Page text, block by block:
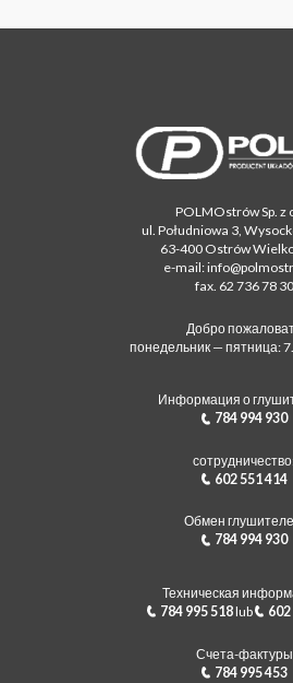
POLMOstrów Sp. z
ul. Południowa 3,
63-400 Ostrów
e-mail:
fax. 62 736 78 30
Добро
понедельник — пятница:
Информация о
784 994 930
602 551 414
Обмен
784 994 930
Техническая
784 995 518lub
Счета-фактуры
784 995 453